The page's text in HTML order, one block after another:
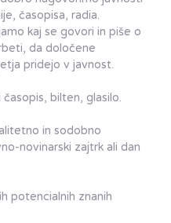
časopisa, radia.
kaj se govori in piše o
da določene
pridejo v javnost.
bilten, glasilo.
in sodobno
novinarski zajtrk ali dan
potencialnih znanih